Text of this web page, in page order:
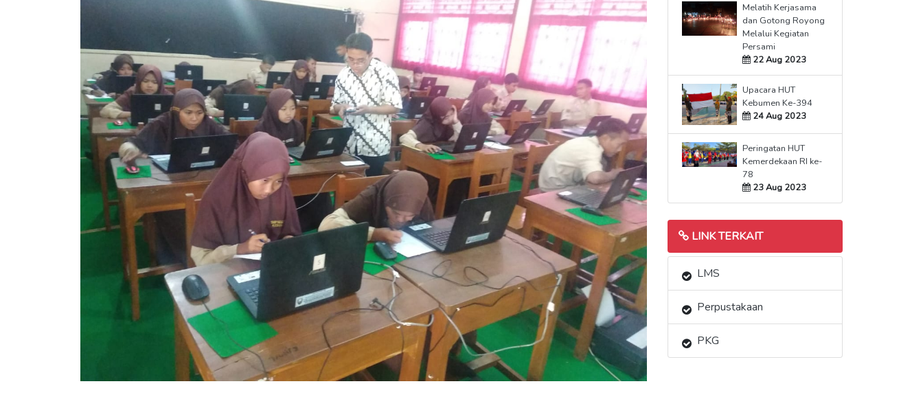
Melatih Kerjasama
dan Gotong Royong
Melalui Kegiatan
Persami
22 Aug 2023
Upacara HUT
Kebumen Ke-394
24 Aug 2023
Peringatan HUT
Kemerdekaan RI ke-
78
23 Aug 2023
LINK TERKAIT
LMS
Perpustakaan
PKG